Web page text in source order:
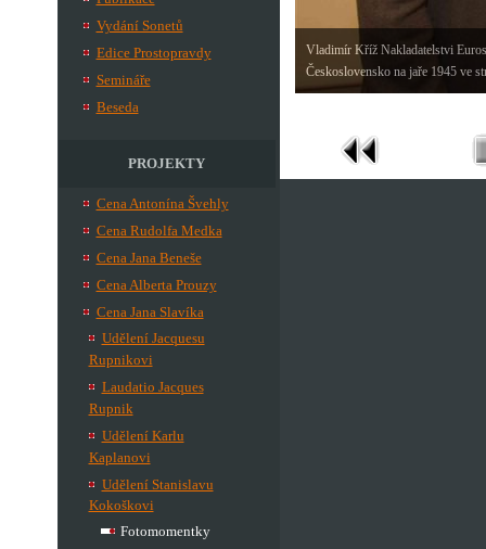
Vydání Sonetů
Edice Prostopravdy
Semináře
Beseda
PROJEKTY
Cena Antonína Švehly
Cena Rudolfa Medka
Cena Jana Beneše
Cena Alberta Prouzy
Cena Jana Slavíka
Udělení Jacquesu
Rupnikovi
Laudatio Jacques
Rupnik
Udělení Karlu
Kaplanovi
Udělení Stanislavu
Kokoškovi
Fotomomentky
Vladimír Kříž Nakladatelstvi
Československo na jaře 1945 ve